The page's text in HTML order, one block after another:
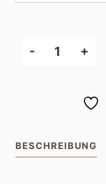
-
Little
Wandfarbe
140
+
BESCHREIBUNG